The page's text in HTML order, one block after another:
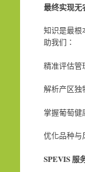
最终实现无
知识是最根
助我们：
精准评估管
解析产区独
掌握葡萄健
优化品种与
SPEVIS 服